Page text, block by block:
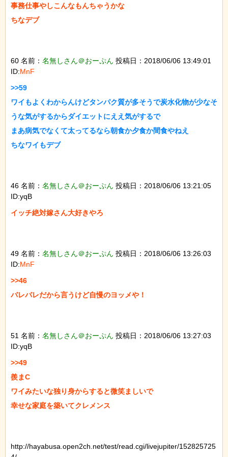
事務仕事やしこんなもんちゃうかな
ちなデブ
60 名前： 名無しさん＠おーぷん 投稿日：2018/06/06 13:49:01
ID:MnF
>>59
ワイもよくわからんけどタンパク質が多そうで炭水化物が少なそ
うな気がするからダイエットにええ気がするで
まあ病気でなくて太ってるなら朝食か夕食か間食やねえ
ちなワイもデブ
46 名前： 名無しさん＠おーぷん 投稿日：2018/06/06 13:21:05
ID:yqB
イッチ絶対嫁さん大好きやろ
49 名前： 名無しさん＠おーぷん 投稿日：2018/06/06 13:26:03
ID:MnF
>>46
バレバレだから言うけど自慢のヨッメや！
51 名前： 名無しさん＠おーぷん 投稿日：2018/06/06 13:27:03
ID:yqB
>>49
羨まC
ワイみたいな独り身からすると微笑ましいで
幸せな家庭を築いてクレメンス
http://hayabusa.open2ch.net/test/read.cgi/livejupiter/152825725